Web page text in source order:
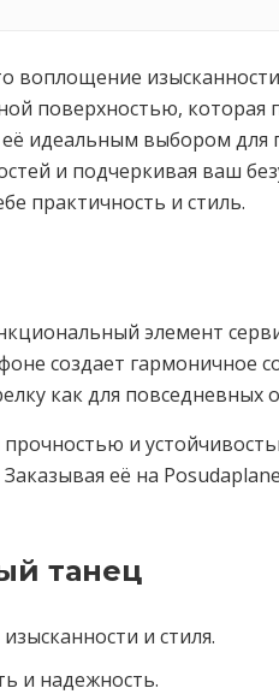
воплощение
поверхностью,
идеальным выбором
и подчеркивая ваш
практичность и стиль.
элемент
создает гармоничное
как для повседневных
и
её на
танец
и стиля.
и надежность.